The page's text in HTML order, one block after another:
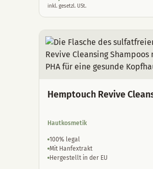
inkl. gesetzl. USt.
Hemptouch Revive
Hautkosmetik
100% legal
Mit Hanfextrakt
Hergestellt in der EU